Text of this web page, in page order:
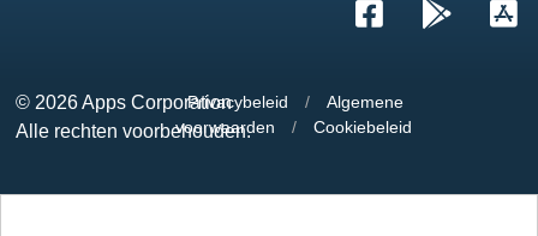
© 2026Apps Corporation
Alle rechten voorbehouden.
Privacybeleid /
Algemene
voorwaarden
/ Cookiebeleid